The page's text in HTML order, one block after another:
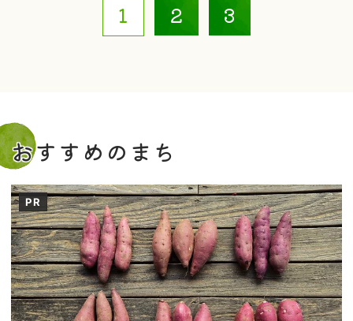
1 2 3
おすすめのまち
PR